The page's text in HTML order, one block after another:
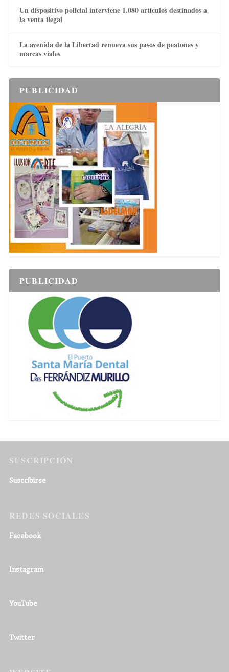
Un dispositivo policial interviene 1.080 artículos destinados a
la venta ilegal
La avenida de la Libertad renueva sus pasos de peatones y
marcas viales
PUBLICIDAD
PUBLICIDAD
SUSCRIPCIÓN
Suscribirse
REDES SOCIALES
Facebook
Instagram
YouTube
Twitter